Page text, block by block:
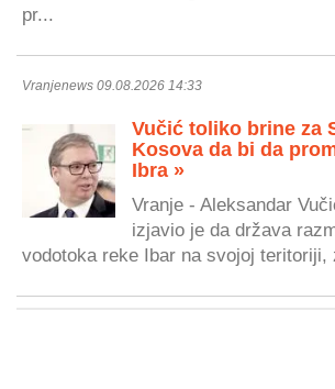
pr...
Vranjenews 09.08.2026 14:33
Vučić toliko brine za
Kosova da bi da
Ibra »
Vranje - Aleksandar
izjavio je da država
vodotoka reke Ibar na svojoj teritoriji,